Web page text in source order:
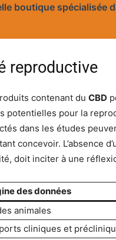
boutique spécialisée
reproductive
contenant du CBD
potentielles pour la
dans les études
concevoir. L’absence
doit inciter à une
des données
animales
cliniques et